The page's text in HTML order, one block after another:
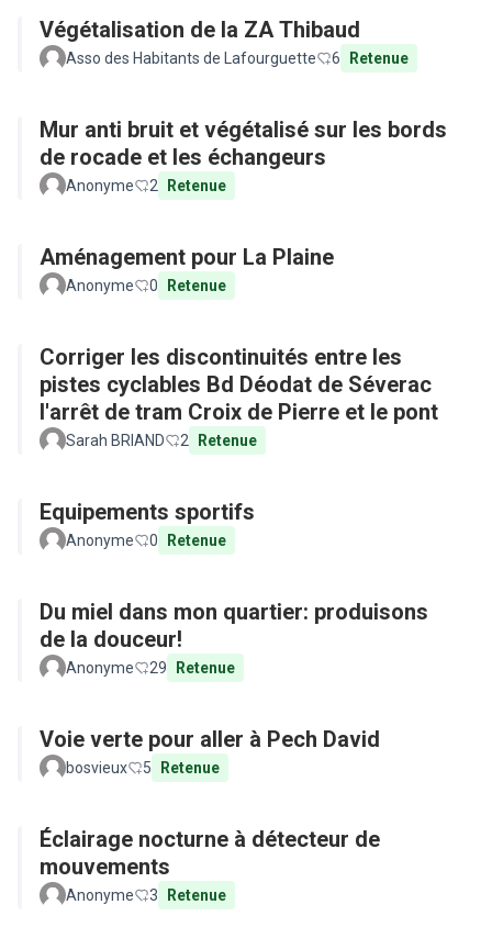
Végétalisation de la ZA Thibaud
Asso des Habitants de Lafourguette 6 Retenue
Mur anti bruit et végétalisé sur les bords
de rocade et les échangeurs
Anonyme 2 Retenue
Aménagement pour La Plaine
Anonyme 0 Retenue
Corriger les discontinuités entre les
pistes cyclables Bd Déodat de Séverac
l'arrêt de tram Croix de Pierre et le pont
Sarah BRIAND 2 Retenue
Equipements sportifs
Anonyme 0 Retenue
Du miel dans mon quartier: produisons
de la douceur!
Anonyme 29 Retenue
Voie verte pour aller à Pech David
bosvieux 5 Retenue
Éclairage nocturne à détecteur de
mouvements
Anonyme 3 Retenue